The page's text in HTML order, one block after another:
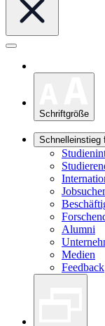
Schriftgröße
Schnelleinstieg
Alumni
Medien
Feedback